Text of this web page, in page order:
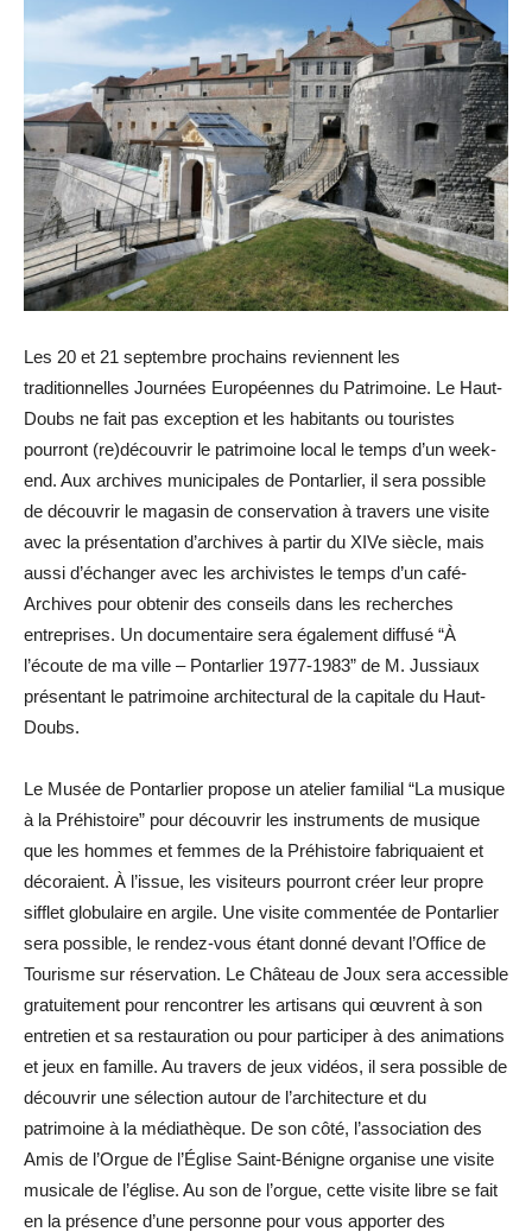
Les 20 et 21 septembre prochains reviennent les
traditionnelles Journées Européennes du Patrimoine. Le Haut-
Doubs ne fait pas exception et les habitants ou touristes
pourront (re)découvrir le patrimoine local le temps d’un week-
end. Aux archives municipales de Pontarlier, il sera possible
de découvrir le magasin de conservation à travers une visite
avec la présentation d’archives à partir du XIVe siècle, mais
aussi d’échanger avec les archivistes le temps d’un café-
Archives pour obtenir des conseils dans les recherches
entreprises. Un documentaire sera également diffusé “À
l’écoute de ma ville – Pontarlier 1977-1983” de M. Jussiaux
présentant le patrimoine architectural de la capitale du Haut-
Doubs.
Le Musée de Pontarlier propose un atelier familial “La musique
à la Préhistoire” pour découvrir les instruments de musique
que les hommes et femmes de la Préhistoire fabriquaient et
décoraient. À l’issue, les visiteurs pourront créer leur propre
sifflet globulaire en argile. Une visite commentée de Pontarlier
sera possible, le rendez-vous étant donné devant l’Office de
Tourisme sur réservation. Le Château de Joux sera accessible
gratuitement pour rencontrer les artisans qui œuvrent à son
entretien et sa restauration ou pour participer à des animations
et jeux en famille. Au travers de jeux vidéos, il sera possible de
découvrir une sélection autour de l’architecture et du
patrimoine à la médiathèque. De son côté, l’association des
Amis de l’Orgue de l’Église Saint-Bénigne organise une visite
musicale de l’église. Au son de l’orgue, cette visite libre se fait
en la présence d’une personne pour vous apporter des